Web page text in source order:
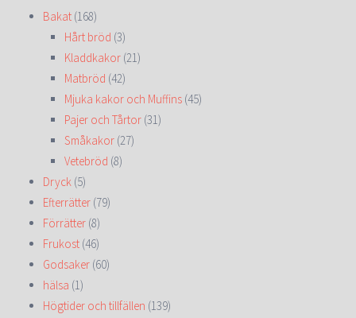
Bakat (168)
Hårt bröd (3)
Kladdkakor (21)
Matbröd (42)
Mjuka kakor och Muffins (45)
Pajer och Tårtor (31)
Småkakor (27)
Vetebröd (8)
Dryck (5)
Efterrätter (79)
Förrätter (8)
Frukost (46)
Godsaker (60)
hälsa (1)
Högtider och tillfällen (139)